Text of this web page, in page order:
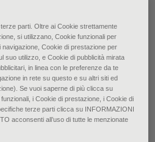
parti. Oltre ai Cookie strettamente
si utilizzano, Cookie funzionali per
navigazione, Cookie di prestazione per
suo utilizzo, e Cookie di pubblicità mirata
in linea con le preferenze da te
in rete su questo e su altri siti ed
Se vuoi saperne di più clicca su
i Cookie di prestazione, i Cookie di
terze parti clicca su INFORMAZIONI
acconsenti all’uso di tutte le menzionate